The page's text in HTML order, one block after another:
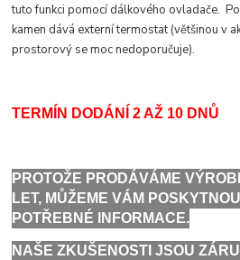
tuto funkci pomocí dálkového ovladače.
kamen dává externí termostat (většinou v
prostorový se moc nedoporučuje).
TERMÍN DODÁNÍ 2 AŽ 10 DNŮ
PROTOŽE PRODÁVÁME
LET, MŮŽEME VÁM
POTŘEBNÉ INFORMACE.
NAŠE ZKUŠENOSTI JSOU